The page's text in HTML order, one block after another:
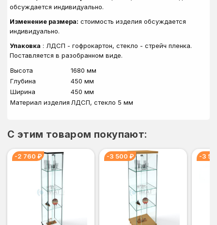
обсуждается индивидуально.
Изменение размера: стоимость изделия обсуждается
индивидуально.
Упаковка : ЛДСП - гофрокартон, стекло - стрейч пленка.
Поставляется в разобранном виде.
Высота
1680 мм
Глубина
450 мм
Ширина
450 мм
Материал изделия ЛДСП, стекло 5 мм
C этим товаром покупают:
-2 760 ₽ -3 500 ₽ -3